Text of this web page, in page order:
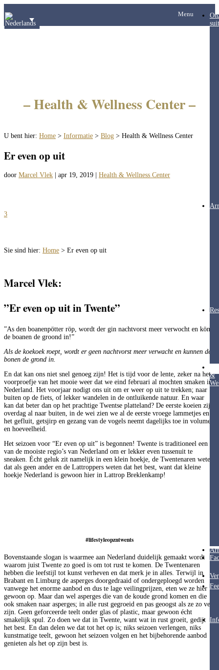
Menu
&
– Health & Wellness Center –
U bent hier: Home > Informatie > Blog > Health & Wellness Center
Er even op uit
door Marcel Vlek apr 19, 2019 Health & Wellness Center
3
Sie sind hier: Home > Er even op uit
Marcel Vlek:
”Er even op uit in Twente”
”As den boanenpötter röp, wordt der gin nachtvorst meer verwocht en könt
de boanen de groond in!”
Als de koekoek roept, wordt er geen nachtvorst meer verwacht en kunnen de
bonen de grond in.
En dat kan ons niet snel genoeg zijn! Het is tijd voor de lente, zeker na het
voorproefje van het mooie weer dat we eind februari al mochten smaken in
Nederland. Het voorjaar nodigt ons uit om er weer op uit te trekken; naar
buiten op de fiets, of lekker wandelen in de ontluikende natuur. En waar
kan dat beter dan op het prachtige Twentse platteland? De eerste koeien zijn
overdag al naar buiten, in de wei zien we al de eerste vroege lammetjes en
het gefluit, getsjirp en gezang van de vogels neemt dagelijks toe in volume
en hoeveelheid.
Het seizoen voor “Er even op uit” is begonnen! Twente is traditioneel een
van de mooiste regio’s van Nederland om er lekker even tussenuit te
sneaken. Écht geluk zit namelijk in een klein hoekje, de Twentenaren weten
dat als geen ander en de Lattroppers weten dat het best, want dat kleine
hoekje Nederland is gewoon hier in Lattrop Breklenkamp!
#lifestyleopzntwents
Bovenstaande slogan is waarmee aan Nederland duidelijk gemaakt wordt
waarom juist Twente zo goed is om tot rust te komen. De Twentenaren
hebben die leefstijl tot kunst verheven en dat merk je in alles. Terwijl in
Brabant en Limburg de asperges doorgedraaid of ondergeploegd worden
vanwege het enorme aanbod en dus te lage veilingprijzen, eten we ze hier
gewoon op. Maar dan wel asperges die van de koude grond komen en die
ook smaken naar asperges; in alle rust gegroeid en pas geoogst als ze zo ver
zijn. Geen geforceerde teelt onder glas of plastic, maar gewoon écht
smakelijk spul. Zo doen we dat in Twente, want wat in rust groeit, gedijt
het best. En dan delen we dat tot het op is; niks seizoen verlengen, niks
kunstmatige teelt, gewoon het seizoen volgen en het bijbehorende aanbod
genieten als het op zijn best is.